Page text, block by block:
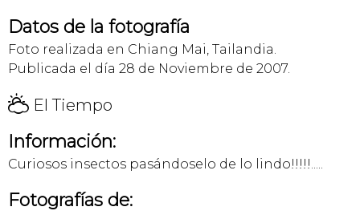
Datos de la fotografía
Foto realizada en Chiang Mai, Tailandia.
Publicada el día 28 de Noviembre de 2007.
H El Tiempo
Información:
Curiosos insectos pasándoselo de lo lindo!!!!!.....
Fotografías de: